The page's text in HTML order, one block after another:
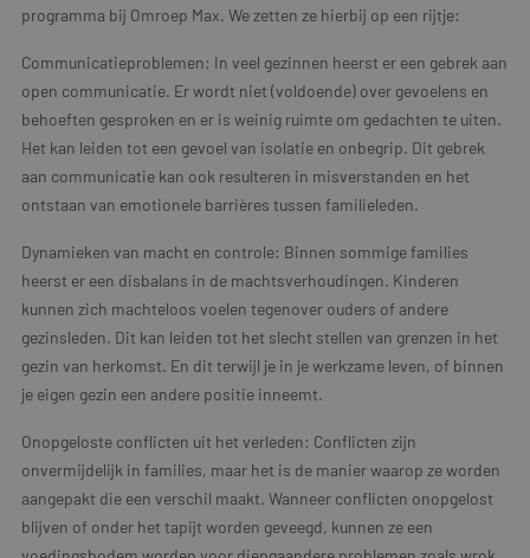
programma bij Omroep Max. We zetten ze hierbij op een rijtje:
Communicatieproblemen: In veel gezinnen heerst er een gebrek aan
open communicatie. Er wordt niet (voldoende) over gevoelens en
behoeften gesproken en er is weinig ruimte om gedachten te uiten.
Het kan leiden tot een gevoel van isolatie en onbegrip. Dit gebrek
aan communicatie kan ook resulteren in misverstanden en het
ontstaan van emotionele barrières tussen familieleden.
Dynamieken van macht en controle: Binnen sommige families
heerst er een disbalans in de machtsverhoudingen. Kinderen
kunnen zich machteloos voelen tegenover ouders of andere
gezinsleden. Dit kan leiden tot het slecht stellen van grenzen in het
gezin van herkomst. En dit terwijl je in je werkzame leven, of binnen
je eigen gezin een andere positie inneemt.
Onopgeloste conflicten uit het verleden: Conflicten zijn
onvermijdelijk in families, maar het is de manier waarop ze worden
aangepakt die een verschil maakt. Wanneer conflicten onopgelost
blijven of onder het tapijt worden geveegd, kunnen ze een